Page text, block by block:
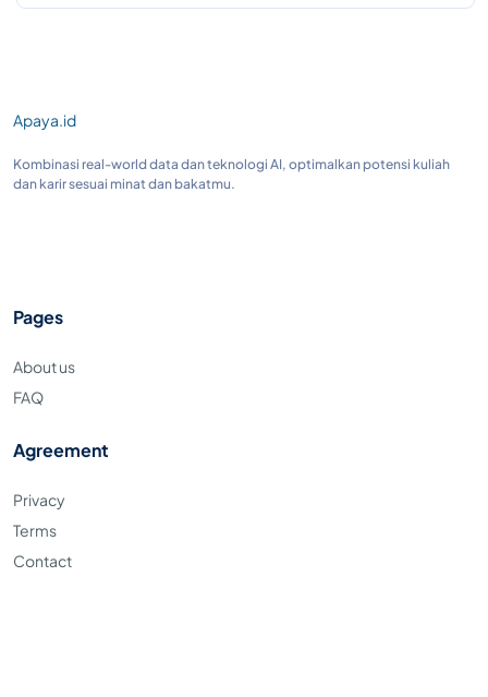
Apaya.id
Kombinasi real-world data dan teknologi AI, optimalkan potensi kuliah
dan karir sesuai minat dan bakatmu.
Pages
About us
FAQ
Agreement
Privacy
Terms
Contact